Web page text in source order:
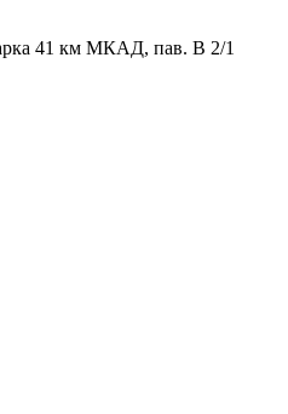
41 км МКАД, пав. В 2/1